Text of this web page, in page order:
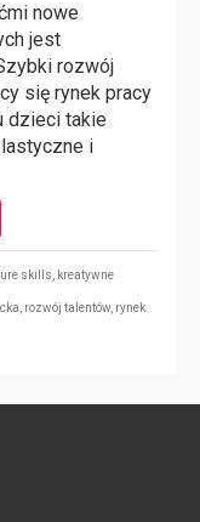
nowe
jest
rozwój
się rynek pracy
dzieci takie
i
skills kreatywne
rozwój talentów rynek